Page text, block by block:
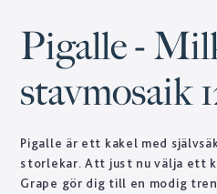
Pigalle -
stavmosaik
Pigalle är ett kakel med
storlekar. Att just nu välja ett
Grape gör dig till en modig